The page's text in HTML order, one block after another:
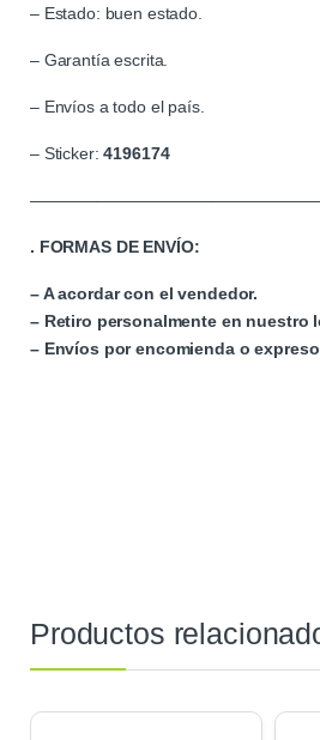
– Estado: buen estado.
– Garantía escrita.
– Envíos a todo el país.
– Sticker:4196174
. FORMAS DE ENVÍO:
– A acordar con el vendedor.
– Retiro personalmente en nuestro
– Envíos por encomienda o
Productos